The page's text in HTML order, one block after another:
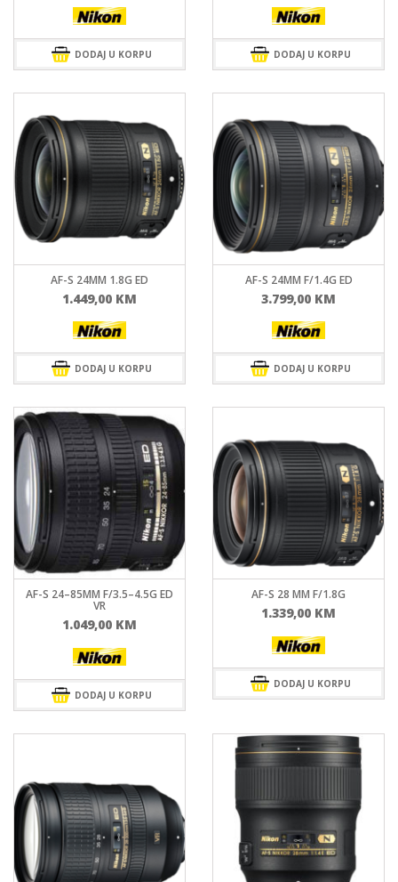
DODAJ U KORPU DODAJ U KORPU
AF-S 24MM 1.8G ED
1.449,00 KM
DODAJ U KORPU
AF-S 24MM F/1.4G ED
3.799,00 KM
DODAJ U KORPU
AF-S 24–85MM F/3.5–4.5G ED
VR
1.049,00 KM
DODAJ U KORPU
AF-S 28 MM F/1.8G
1.339,00 KM
DODAJ U KORPU